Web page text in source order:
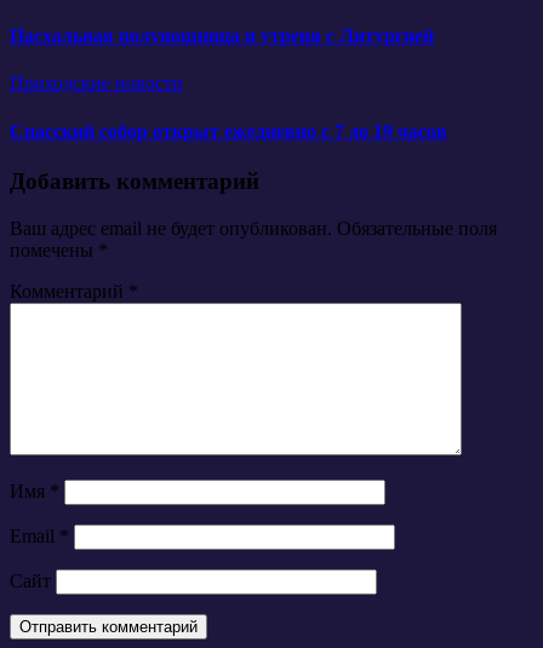
Пасхальная полунощница и утреня с Литургией
Приходские новости
Спасский собор открыт ежедневно с 7 до 19 часов
Добавить комментарий
Ваш адрес email не будет опубликован. Обязательные поля
помечены *
Комментарий *
Имя *
Email *
Сайт